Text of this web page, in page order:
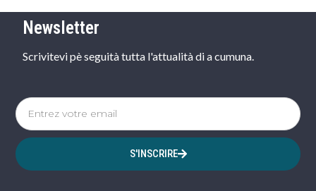
Newsletter
Scrivitevi pè seguità tutta l'attualità di a cumuna.
S'INSCRIRE